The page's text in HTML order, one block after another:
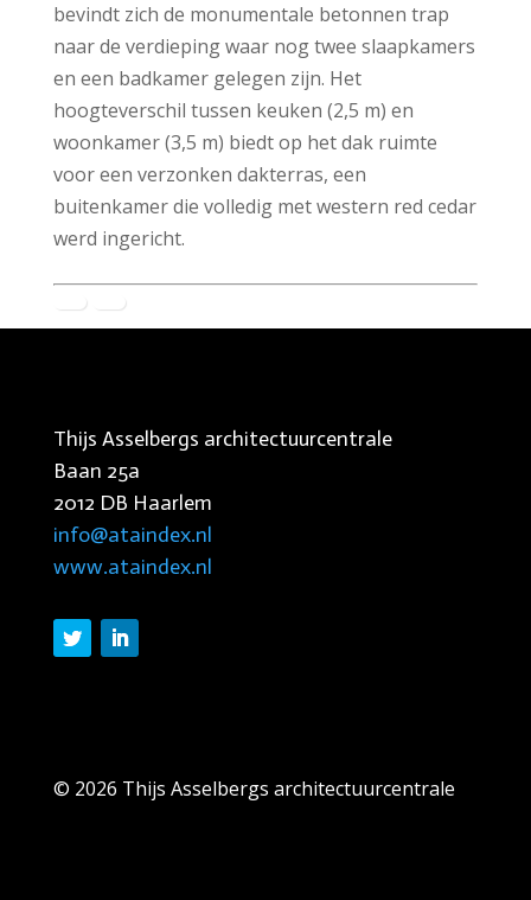
bevindt zich de monumentale betonnen trap
naar de verdieping waar nog twee slaapkamers
en een badkamer gelegen zijn. Het
hoogteverschil tussen keuken (2,5 m) en
woonkamer (3,5 m) biedt op het dak ruimte
voor een verzonken dakterras, een
buitenkamer die volledig met western red cedar
werd ingericht.
Thijs Asselbergs architectuurcentrale
Baan 25a
2012 DB Haarlem
info@ataindex.nl
www.ataindex.nl
© 2026 Thijs Asselbergs architectuurcentrale